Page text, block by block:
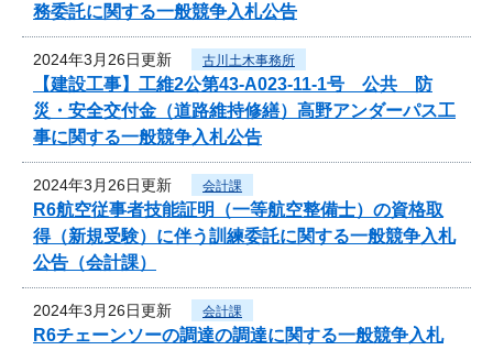
務委託に関する一般競争入札公告
2024年3月26日更新 古川土木事務所
【建設工事】工維2公第43-A023-11-1号 公共 防
災・安全交付金（道路維持修繕）高野アンダーパス工
事に関する一般競争入札公告
2024年3月26日更新 会計課
R6航空従事者技能証明（一等航空整備士）の資格取
得（新規受験）に伴う訓練委託に関する一般競争入札
公告（会計課）
2024年3月26日更新 会計課
R6チェーンソーの調達の調達に関する一般競争入札